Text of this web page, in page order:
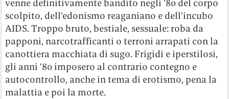
venne definitivamente bandito negli ’80 del corpo
scolpito, dell’edonismo reaganiano e dell’incubo
AIDS. Troppo bruto, bestiale, sessuale: roba da
papponi, narcotrafficanti o terroni arrapati con la
canottiera macchiata di sugo. Frigidi e iperstilosi,
gli anni ’80 imposero al contrario contegno e
autocontrollo, anche in tema di erotismo, pena la
malattia e poi la morte.